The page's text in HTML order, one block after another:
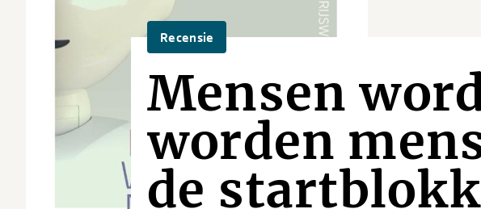
Recensie
Mensen
worden
de